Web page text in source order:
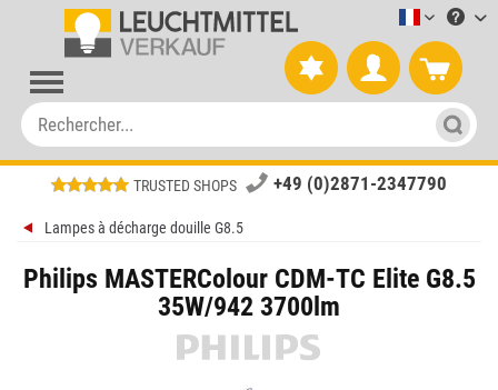
TRUSTED SHOPS +49 (0)2871-2347790
Lampes à décharge douille G8.5
Philips MASTERColour CDM-TC Elite G8.5
35W/942 3700lm